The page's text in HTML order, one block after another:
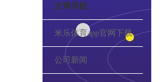
文章导航
米乐体育app官网下载的介绍
公司新闻